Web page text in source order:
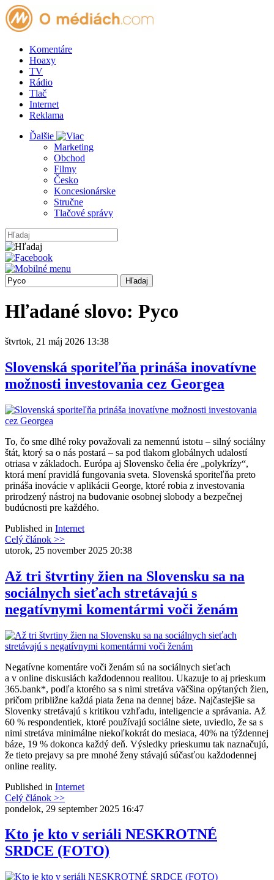
Komentáre
Hoaxy
TV
Rádio
Tlač
Internet
Reklama
Ďalšie
Marketing
Obchod
Filmy
Česko
Koncesionárske
Stručne
Tlačové správy
Hľadané slovo: Pyco
štvrtok, 21 máj 2026 13:38
Slovenská sporiteľňa prináša inovatívne
možnosti investovania cez Georgea
To, čo sme dlhé roky považovali za nemennú istotu – silný sociálny
štát, ktorý sa o nás postará – sa pod tlakom globálnych udalostí
otriasa v základoch. Európa aj Slovensko čelia ére „polykrízy“,
ktorá mení pravidlá fungovania sveta. Slovenská sporiteľňa preto
prináša inovácie v aplikácii George, ktoré robia z investovania
prirodzený nástroj na budovanie osobnej slobody a bezpečnej
budúcnosti pre každého.
Published in Internet
Celý článok >>
utorok, 25 november 2025 20:38
Až tri štvrtiny žien na Slovensku sa na
sociálnych sieťach stretávajú s
negatívnymi komentármi voči ženám
Negatívne komentáre voči ženám sú na sociálnych sieťach
a v online diskusiách každodennou realitou. Ukazuje to aj prieskum
365.bank*, podľa ktorého sa s nimi stretáva väčšina opýtaných žien,
pričom približne každá piata žena na dennej báze. Najčastejšie sa
Slovenky stretávajú s kritikou vzhľadu, inteligencie a správania. Až
60 % respondentiek, ktoré používajú sociálne siete, uviedlo, že sa s
nimi stretáva minimálne niekoľkokrát do mesiaca, 40% na týždennej
báze, 19 % dokonca každý deň. Výsledky prieskumu tak naznačujú,
že tieto prejavy sa pre mnohé ženy stávajú súčasťou každodennej
online reality.
Published in Internet
Celý článok >>
pondelok, 29 september 2025 16:47
Kto je kto v seriáli NESKROTNÉ
SRDCE (FOTO)